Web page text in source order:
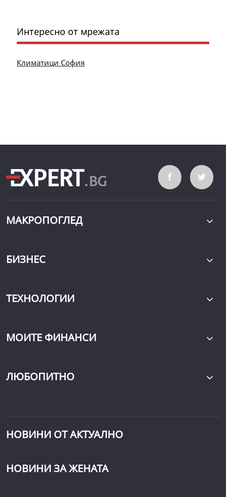
Интересно от мрежата
Климатици София
МАКРОПОГЛЕД
БИЗНЕС
ТЕХНОЛОГИИ
МОИТЕ ФИНАНСИ
ЛЮБОПИТНО
НОВИНИ ОТ АКТУАЛНО
НОВИНИ ЗА ЖЕНАТА